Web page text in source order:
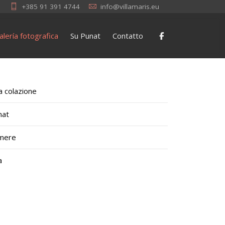
+385 91 391 4744 info@villamaris.eu
fotografica Su Punat Contatto
colazione